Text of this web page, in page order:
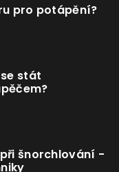
pro potápění?
stát
šnorchlování -